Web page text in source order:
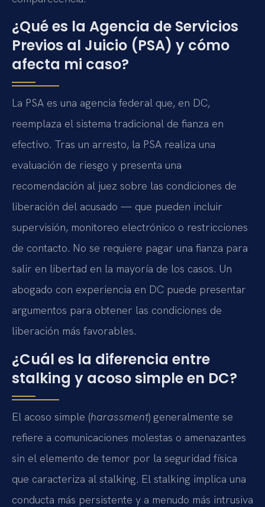
¿Qué es la Agencia de Servicios
Previos al Juicio (PSA) y cómo
afecta mi caso?
La PSA es una agencia federal que, en DC,
reemplaza el sistema tradicional de fianza en
efectivo. Tras un arresto, la PSA realiza una
evaluación de riesgo y presenta una
recomendación al juez sobre las condiciones de
liberación del acusado — que pueden incluir
supervisión, monitoreo electrónico o restricciones
de contacto. No se requiere pagar una fianza para
salir en libertad en la mayoría de los casos. Un
abogado con experiencia en DC puede presentar
argumentos para obtener las condiciones de
liberación más favorables.
¿Cuál es la diferencia entre
stalking y acoso simple en DC?
El acoso simple (harassment) generalmente se
refiere a comunicaciones molestas o amenazantes
sin el elemento de temor por la seguridad física
que caracteriza al stalking. El stalking implica una
conducta más persistente y a menudo más intrusiva